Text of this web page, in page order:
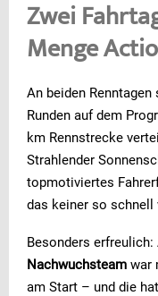
Zwei
Menge
An beiden
Runden auf dem
km Rennstrecke
Strahlender
topmotiviertes
das keiner so schnell
Besonders erfreulich:
Nachwuchsteam war
am Start – und die